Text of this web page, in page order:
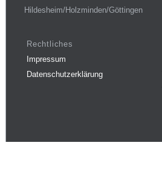
Hildesheim/Holzminden/Göttingen
Rechtliches
Impressum
Datenschutzerklärung